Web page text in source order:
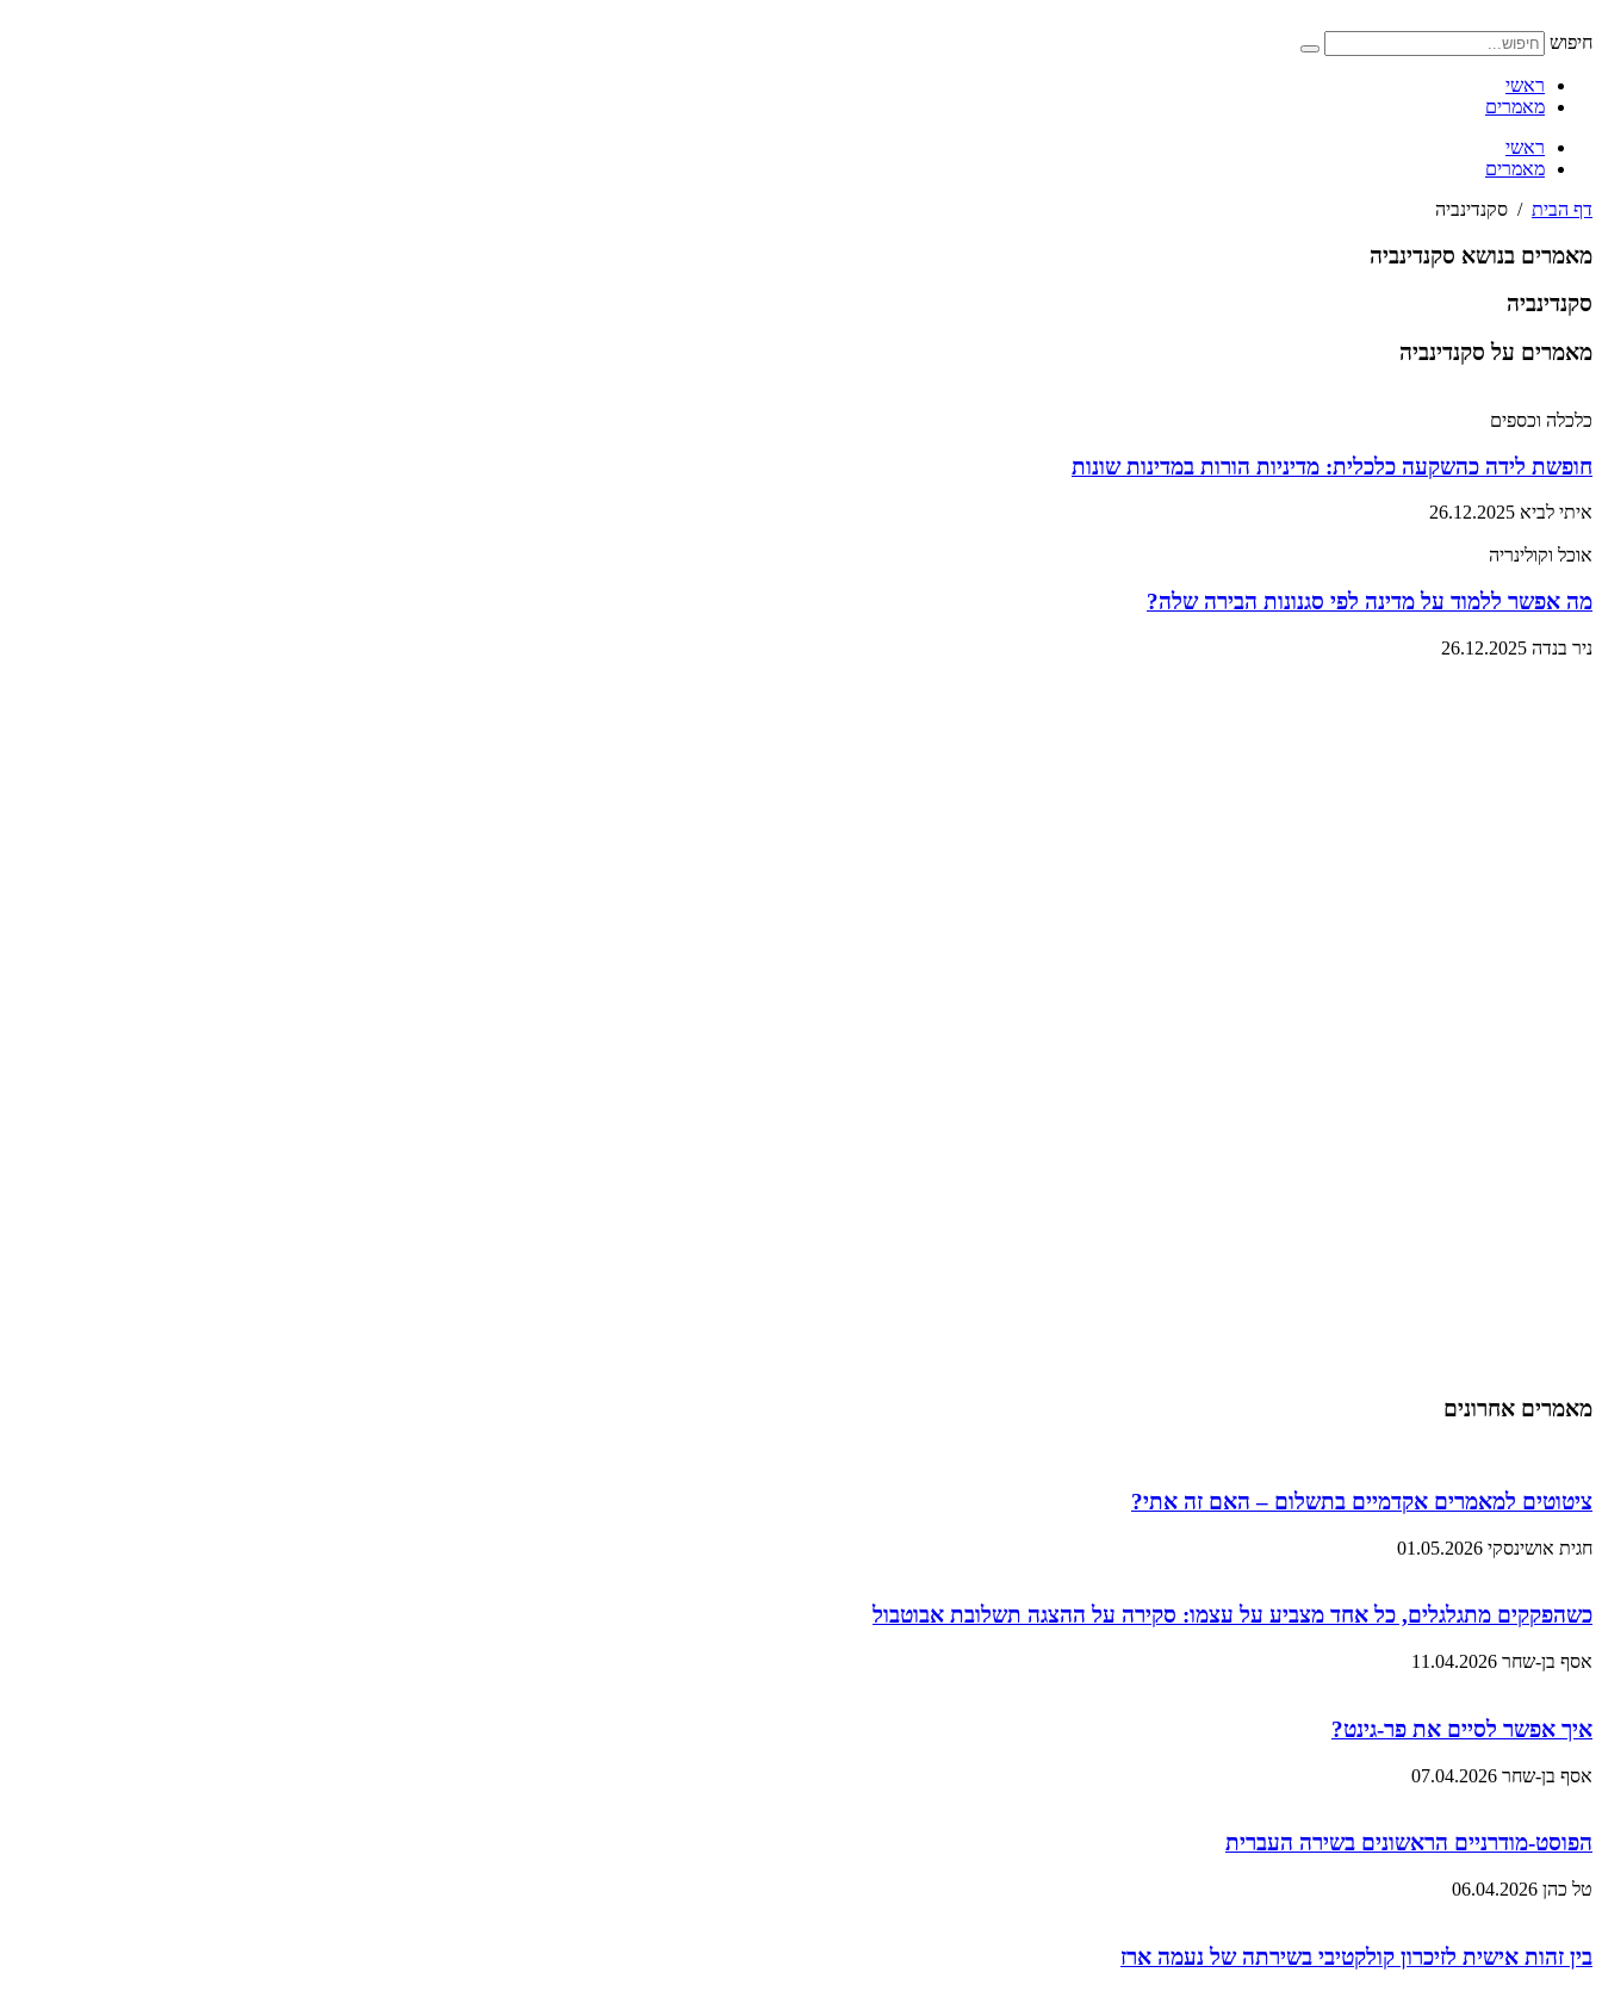
לתוכן
חיפוש
ראשי
מאמרים
ראשי
מאמרים
דף הבית / סקנדינביה
מאמרים בנושא סקנדינביה
סקנדינביה
מאמרים על סקנדינביה
כלכלה וכספים
חופשת לידה כהשקעה כלכלית: מדיניות הורות במדינות שונות
איתי לביא 26.12.2025
אוכל וקולינריה
מה אפשר ללמוד על מדינה לפי סגנונות הבירה שלה?
ניר בנדה 26.12.2025
מאמרים אחרונים
ציטוטים למאמרים אקדמיים בתשלום – האם זה אתי?
חגית אושינסקי 01.05.2026
כשהפקקים מתגלגלים, כל אחד מצביע על עצמו: סקירה על ההצגה תשלובת אבוטבול
אסף בן-שחר 11.04.2026
איך אפשר לסיים את פר-גינט?
אסף בן-שחר 07.04.2026
הפוסט-מודרניים הראשונים בשירה העברית
טל כהן 06.04.2026
בין זהות אישית לזיכרון קולקטיבי בשירתה של נעמה ארז